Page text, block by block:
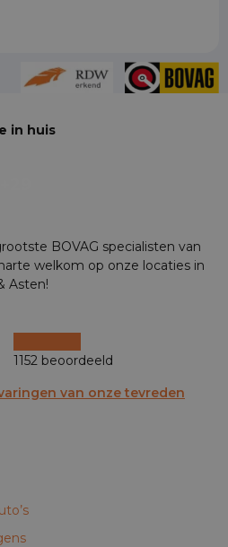
in huis
BOVAG specialisten van
welkom op onze locaties in
Asten!
1152 beoordeeld
van onze tevreden